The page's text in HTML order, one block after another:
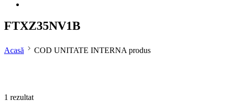
FTXZ35NV1B
Acasă COD UNITATE INTERNA produs
1 rezultat